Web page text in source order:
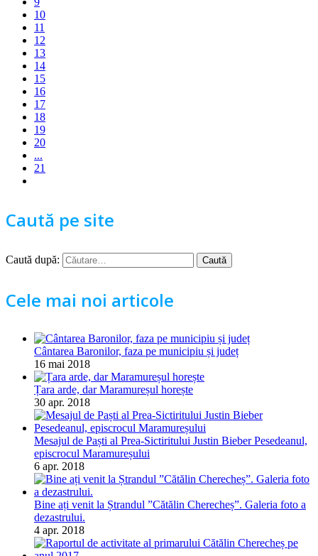
10
11
12
13
14
15
16
17
18
19
20
...
21
Caută pe site
Caută după:
Cele mai noi articole
Cântarea Baronilor, faza pe municipiu și județ
16 mai 2018
Țara arde, dar Maramureșul horește
30 apr. 2018
Mesajul de Paști al Prea-Sictiritului Justin Bieber Pesedeanul,
episcrocul Maramureșului
6 apr. 2018
Bine ați venit la Ștrandul ”Cătălin Cherecheș”. Galeria foto a
dezastrului.
4 apr. 2018